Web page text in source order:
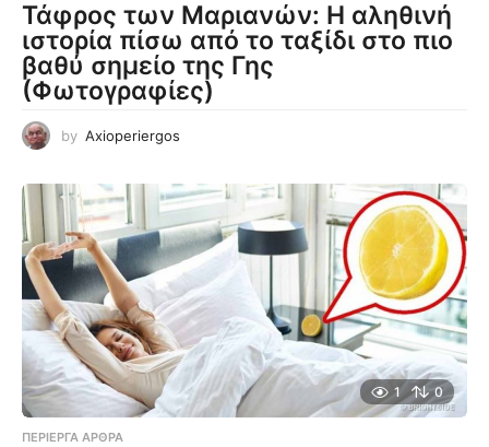
Τάφρος των Μαριανών: Η αληθινή
ιστορία πίσω από το ταξίδι στο πιο
βαθύ σημείο της Γης
(Φωτογραφίες)
by Axioperiergos
1 0
ΠΕΡΊΕΡΓΑ ΆΡΘΡΑ